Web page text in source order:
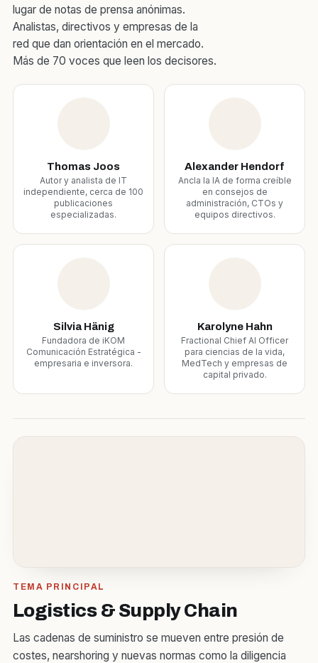
lugar de notas de prensa anónimas.
Analistas, directivos y empresas de la
red que dan orientación en el mercado.
Más de 70 voces que leen los decisores.
Thomas Joos
Autor y analista de IT
independiente, cerca de 100
publicaciones
especializadas.
Alexander Hendorf
Ancla la IA de forma creíble
en consejos de
administración, CTOs y
equipos directivos.
Silvia Hänig
Fundadora de iKOM
Comunicación Estratégica -
empresaria e inversora.
Karolyne Hahn
Fractional Chief AI Officer
para ciencias de la vida,
MedTech y empresas de
capital privado.
TEMA PRINCIPAL
Logistics & Supply Chain
Las cadenas de suministro se mueven entre presión de
costes, nearshoring y nuevas normas como la diligencia